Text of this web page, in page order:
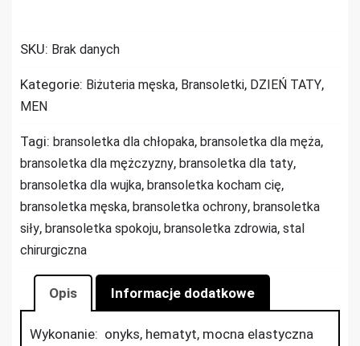
Hematyt
Cię
SKU: Brak danych
Kategorie: Biżuteria męska, Bransoletki, DZIEŃ TATY,
MEN
Tagi: bransoletka dla chłopaka, bransoletka dla męża,
bransoletka dla mężczyzny, bransoletka dla taty,
bransoletka dla wujka, bransoletka kocham cię,
bransoletka męska, bransoletka ochrony, bransoletka
siły, bransoletka spokoju, bransoletka zdrowia, stal
chirurgiczna
Opis Informacje dodatkowe
Wykonanie: onyks, hematyt, mocna elastyczna